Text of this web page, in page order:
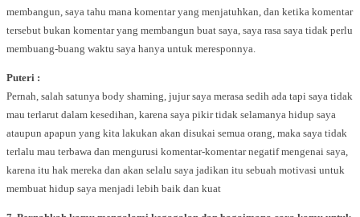
membangun, saya tahu mana komentar yang menjatuhkan, dan ketika komentar
tersebut bukan komentar yang membangun buat saya, saya rasa saya tidak perlu
membuang-buang waktu saya hanya untuk meresponnya.
Puteri :
Pernah, salah satunya body shaming, jujur saya merasa sedih ada tapi saya tidak
mau terlarut dalam kesedihan, karena saya pikir tidak selamanya hidup saya
ataupun apapun yang kita lakukan akan disukai semua orang, maka saya tidak
terlalu mau terbawa dan mengurusi komentar-komentar negatif mengenai saya,
karena itu hak mereka dan akan selalu saya jadikan itu sebuah motivasi untuk
membuat hidup saya menjadi lebih baik dan kuat